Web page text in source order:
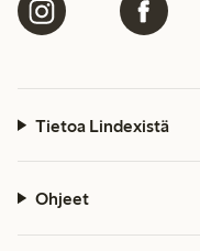
Tietoa Lindexistä
Ohjeet